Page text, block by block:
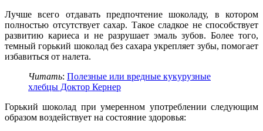
Лучше всего отдавать предпочтение шоколаду, в котором
полностью отсутствует сахар. Такое сладкое не способствует
развитию кариеса и не разрушает эмаль зубов. Более того,
темный горький шоколад без сахара укрепляет зубы, помогает
избавиться от налета.
Читать: Полезные или вредные кукурузные
хлебцы Доктор Кернер
Горький шоколад при умеренном употреблении следующим
образом воздействует на состояние здоровья: